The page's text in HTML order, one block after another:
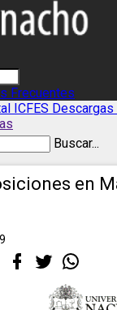
Frecuentes
ICFES Descargas
Buscar...
en